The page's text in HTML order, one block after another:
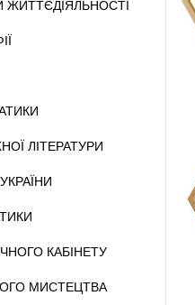
ЖИТТЄДІЯЛЬНОСТІ
ЛІТЕРАТУРИ
КАБІНЕТУ
МИСТЕЦТВА